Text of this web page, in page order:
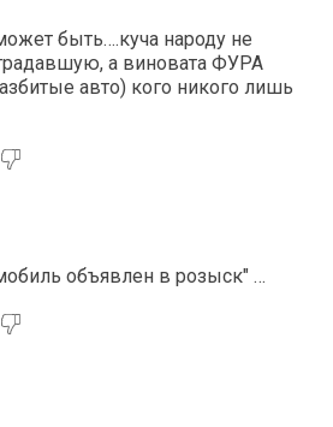
быть….куча народу не
а виновата ФУРА
авто) кого никого лишь
объявлен в розыск" …